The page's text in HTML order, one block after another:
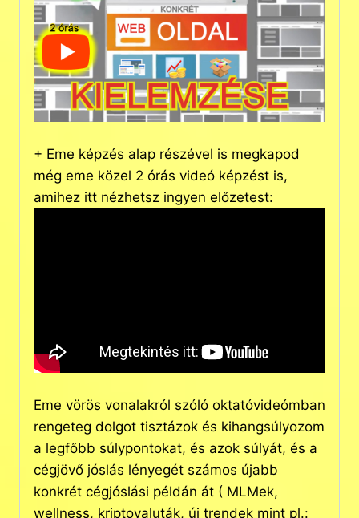
+ Eme képzés alap részével is megkapod
még eme közel 2 órás videó képzést is,
amihez itt nézhetsz ingyen előzetest:
Eme vörös vonalakról szóló oktatóvideómban
rengeteg dolgot tisztázok és kihangsúlyozom
a legfőbb súlypontokat, és azok súlyát, és a
cégjövő jóslás lényegét számos újabb
konkrét cégjóslási példán át ( MLMek,
wellness, kriptovaluták, új trendek mint pl.: